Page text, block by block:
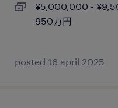
¥5,000,000 -
950万円
posted 16 april 2025